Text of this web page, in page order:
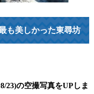
も美しかった東尋坊
23)の空撮写真をUPしま